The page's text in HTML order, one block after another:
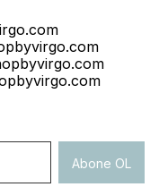
Abone OL